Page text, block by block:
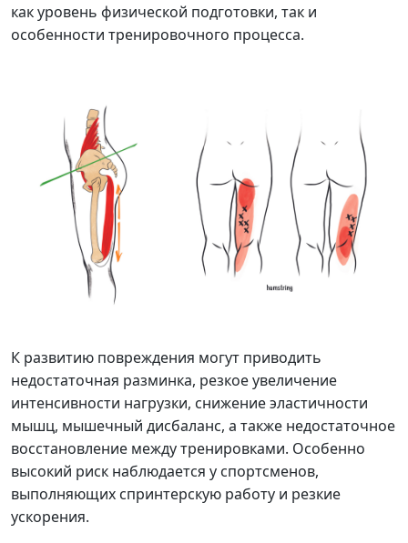
как уровень физической подготовки, так и
особенности тренировочного процесса.
К развитию повреждения могут приводить
недостаточная разминка, резкое увеличение
интенсивности нагрузки, снижение эластичности
мышц, мышечный дисбаланс, а также недостаточное
восстановление между тренировками. Особенно
высокий риск наблюдается у спортсменов,
выполняющих спринтерскую работу и резкие
ускорения.